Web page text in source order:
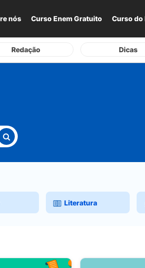
nós Curso Enem Gratuito Curso do
Redação Dicas
Literatura